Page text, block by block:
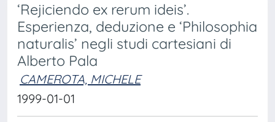
‘Rejiciendo ex rerum ideis’.
Esperienza, deduzione e ‘Philosophia
naturalis’ negli studi cartesiani di
Alberto Pala
CAMEROTA, MICHELE
1999-01-01